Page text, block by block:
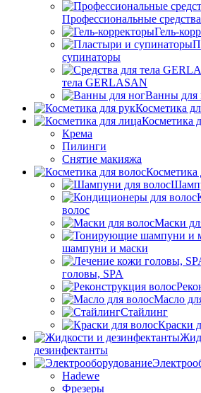
Профессиональные
Гель-
супинаторы
тела GERLASAN
Ванны для
Косметика
Косметика
Крема
Пилинги
Снятие макияжа
Косметика
волос
Маски
шампуни и маски
головы, SPA
Масло
Стайлинг
Краски
дезинфектанты
Hadewe
Фрезеры